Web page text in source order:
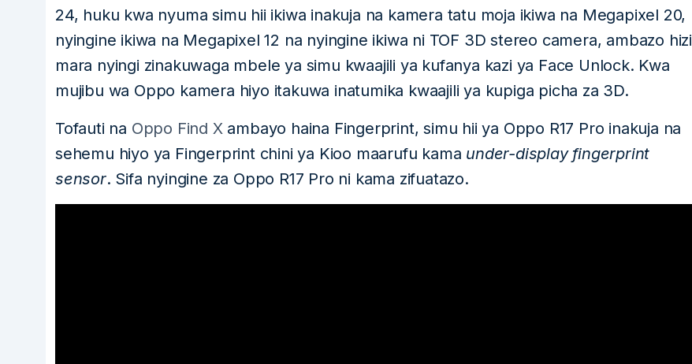
24, huku kwa nyuma simu hii ikiwa inakuja na kamera tatu moja ikiwa na Megapixel 20,
nyingine ikiwa na Megapixel 12 na nyingine ikiwa ni TOF 3D stereo camera, ambazo hizi
mara nyingi zinakuwaga mbele ya simu kwaajili ya kufanya kazi ya Face Unlock. Kwa
mujibu wa Oppo kamera hiyo itakuwa inatumika kwaajili ya kupiga picha za 3D.
Tofauti na Oppo Find X ambayo haina Fingerprint, simu hii ya Oppo R17 Pro inakuja na
sehemu hiyo ya Fingerprint chini ya Kioo maarufu kama under-display fingerprint
sensor. Sifa nyingine za Oppo R17 Pro ni kama zifuatazo.